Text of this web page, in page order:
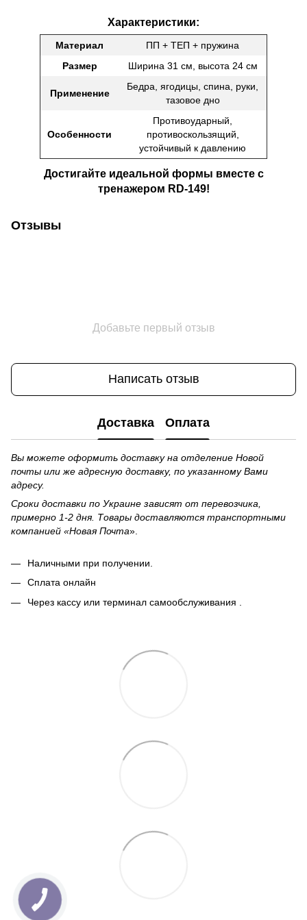
Характеристики:
Материал
ПП + ТЕП + пружина
Размер
Ширина 31 см, высота 24 см
Применение
Бедра, ягодицы, спина, руки,
тазовое дно
Особенности
Противоударный,
противоскользящий,
устойчивый к давлению
Достигайте идеальной формы вместе с
тренажером RD-149!
Отзывы
Добавьте первый отзыв
Написать отзыв
Доставка Оплата
Вы можете оформить доставку на отделение Новой
почты или же адресную доставку, по указанному Вами
адресу.
Сроки доставки по Украине зависят от перевозчика,
примерно 1-2 дня. Товары доставляются транспортными
компанией «Новая Почта».
Наличными при получении.
Сплата онлайн
Через кассу или терминал самообслуживания .